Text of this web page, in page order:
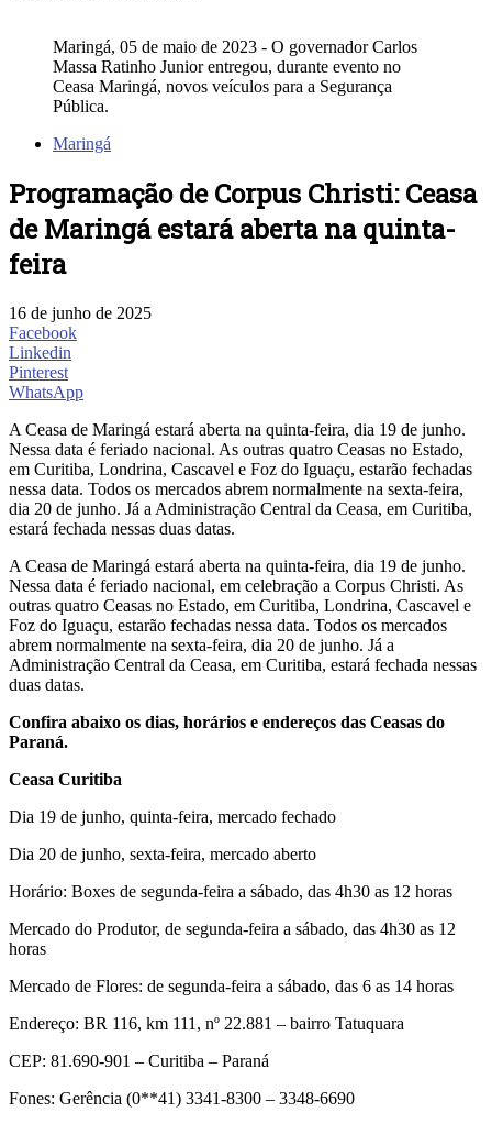
Maringá, 05 de maio de 2023 - O governador Carlos
Massa Ratinho Junior entregou, durante evento no
Ceasa Maringá, novos veículos para a Segurança
Pública.
Maringá
Programação de Corpus Christi: Ceasa
de Maringá estará aberta na quinta-
feira
16 de junho de 2025
Facebook
Linkedin
Pinterest
WhatsApp
A Ceasa de Maringá estará aberta na quinta-feira, dia 19 de junho.
Nessa data é feriado nacional. As outras quatro Ceasas no Estado,
em Curitiba, Londrina, Cascavel e Foz do Iguaçu, estarão fechadas
nessa data. Todos os mercados abrem normalmente na sexta-feira,
dia 20 de junho. Já a Administração Central da Ceasa, em Curitiba,
estará fechada nessas duas datas.
A Ceasa de Maringá estará aberta na quinta-feira, dia 19 de junho.
Nessa data é feriado nacional, em celebração a Corpus Christi. As
outras quatro Ceasas no Estado, em Curitiba, Londrina, Cascavel e
Foz do Iguaçu, estarão fechadas nessa data. Todos os mercados
abrem normalmente na sexta-feira, dia 20 de junho. Já a
Administração Central da Ceasa, em Curitiba, estará fechada nessas
duas datas.
Confira abaixo os dias, horários e endereços das Ceasas do
Paraná.
Ceasa Curitiba
Dia 19 de junho, quinta-feira, mercado fechado
Dia 20 de junho, sexta-feira, mercado aberto
Horário: Boxes de segunda-feira a sábado, das 4h30 as 12 horas
Mercado do Produtor, de segunda-feira a sábado, das 4h30 as 12
horas
Mercado de Flores: de segunda-feira a sábado, das 6 as 14 horas
Endereço: BR 116, km 111, nº 22.881 – bairro Tatuquara
CEP: 81.690-901 – Curitiba – Paraná
Fones: Gerência (0**41) 3341-8300 – 3348-6690